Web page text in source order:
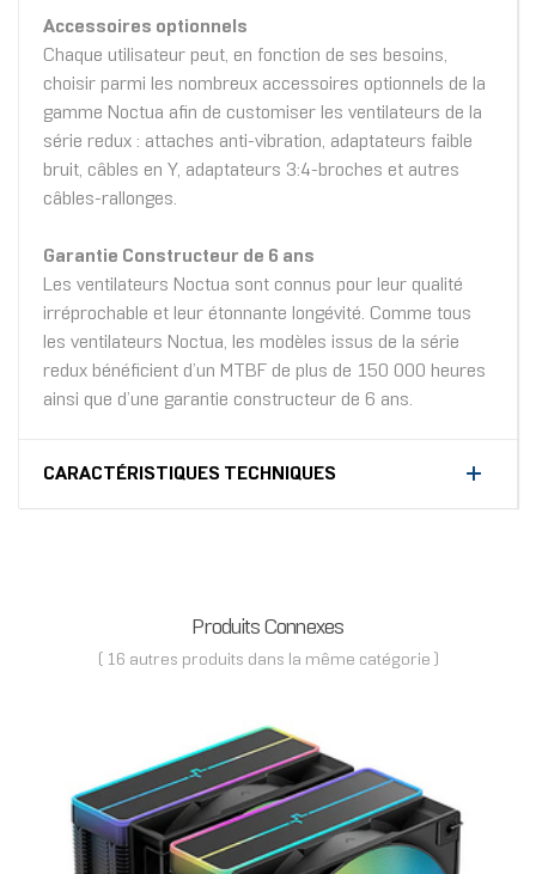
Accessoires optionnels
Chaque utilisateur peut, en fonction de ses besoins,
choisir parmi les nombreux accessoires optionnels de la
gamme Noctua afin de customiser les ventilateurs de la
série redux : attaches anti-vibration, adaptateurs faible
bruit, câbles en Y, adaptateurs 3:4-broches et autres
câbles-rallonges.
Garantie Constructeur de 6 ans
Les ventilateurs Noctua sont connus pour leur qualité
irréprochable et leur étonnante longévité. Comme tous
les ventilateurs Noctua, les modèles issus de la série
redux bénéficient d’un MTBF de plus de 150 000 heures
ainsi que d’une garantie constructeur de 6 ans.
CARACTÉRISTIQUES TECHNIQUES
Produits Connexes
( 16 autres produits dans la même catégorie )